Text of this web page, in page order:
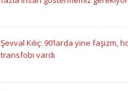
Şevval Kılıç: 90’larda yine faşizm,
transfobi vardı